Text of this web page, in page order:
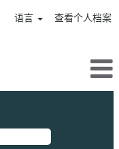
语言 查看个人档案